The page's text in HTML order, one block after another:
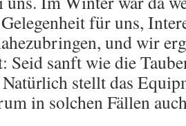
für uns,
und wir
Seid sanft wie die
stellt das
in solchen Fällen